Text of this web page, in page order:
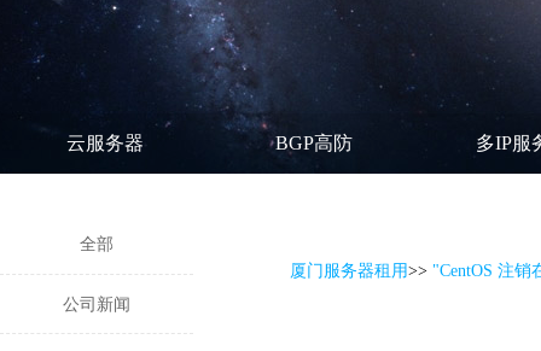
云服务器 BGP高防 多IP服
全部
公司新闻
厦门服务器租用>> "CentOS 注